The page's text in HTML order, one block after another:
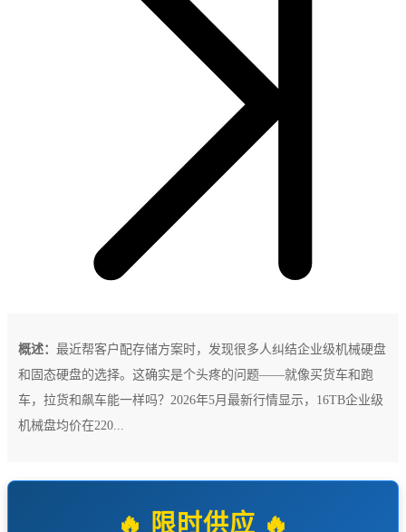
概述： 最近帮客户配存储方案时，发现很多人纠结企业级机械硬盘
和固态硬盘的选择。这确实是个头疼的问题——就像买货车和跑
车，拉货和飙车能一样吗？2026年5月最新行情显示，16TB企业级
机械盘均价在220...
🔥 限时供应 🔥